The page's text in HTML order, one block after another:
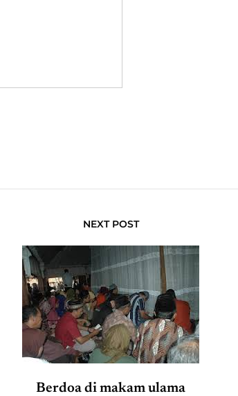
NEXT POST
Berdoa di makam ulama